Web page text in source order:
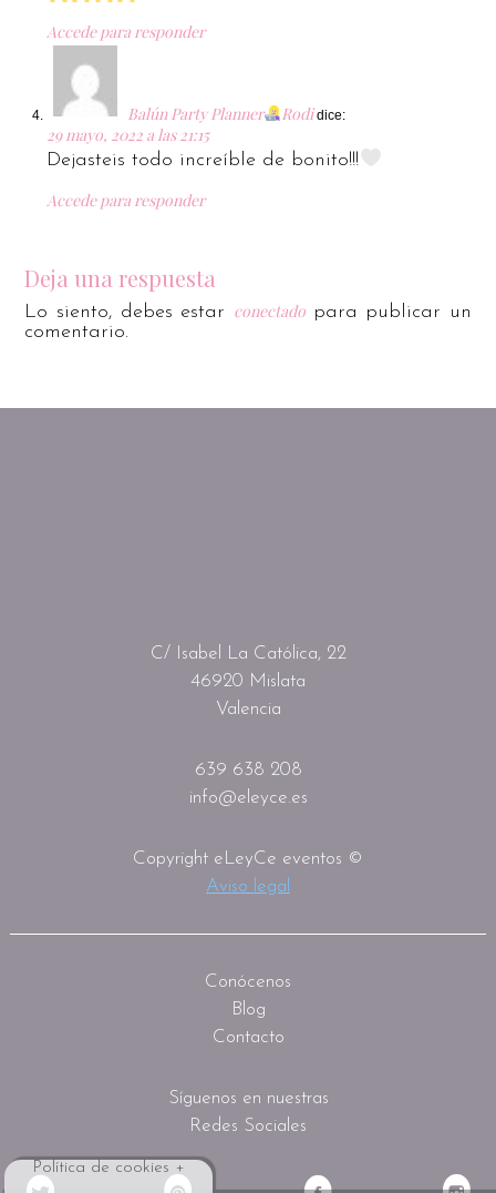
Política de cookies +
Accede para responder
Balún Party Planner Rodi dice:
29 mayo, 2022 a las 21:15
Dejasteis todo increíble de bonito!!!
Accede para responder
Deja una respuesta
Lo siento, debes estar conectadopara publicar un
comentario.
C/ Isabel La Católica, 22
46920 Mislata
Valencia
639 638 208
info@eleyce.es
Copyright eLeyCe eventos ©
Aviso legal
Conócenos
Blog
Contacto
Síguenos en nuestras
Redes Sociales